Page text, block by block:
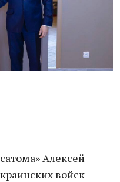
Алексей
войск